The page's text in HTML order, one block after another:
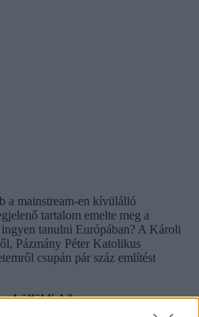
a mainstream-en kívülálló
tartalom emelte meg a
tanulni Európában? A Károli
Pázmány Péter Katolikus
csupán pár száz említést
a külföldiek?